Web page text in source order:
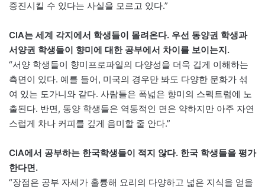
증진시킬 수 있다는 사실을 모르고 있다.”
CIA는 세계 각지에서 학생들이 몰려온다. 우선 동양권 학생과
서양권 학생들이 향미에 대한 공부에서 차이를 보이는지.
“서양 학생들이 향미프로파일의 다양성을 더욱 깁게 이해하는
측면이 있다. 예를 들어, 미국의 경우만 봐도 다양한 문화가 섞
여 있는 도가니와 같다. 사람들은 폭넓은 향미의 스펙트럼에 노
출된다. 반면, 동양 학생들은 역동적인 면은 약하지만 아주 자연
스럽게 차나 커피를 깊게 음미할 줄 안다.”
CIA에서 공부하는 한국학생들이 적지 않다. 한국 학생들을 평가
한다면.
“장점은 공부 자세가 훌륭해 요리의 다양하고 넓은 지식을 얻을